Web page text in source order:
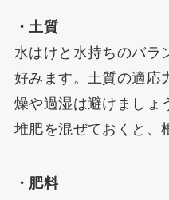
・土質
水はけと水持ちのバラ
好みます。土質の適応
燥や過湿は避けましょ
堆肥を混ぜておくと、
・肥料